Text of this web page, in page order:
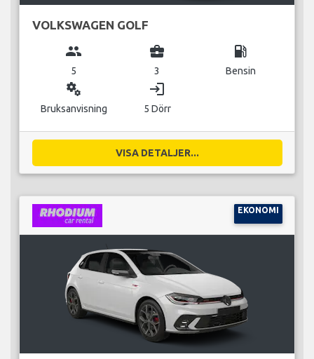
VOLKSWAGEN GOLF
group
5
business_center
3
local_gas_station
Bensin
miscellaneous_services
Bruksanvisning
login
5 Dörr
VISA DETALJER...
EKONOMI